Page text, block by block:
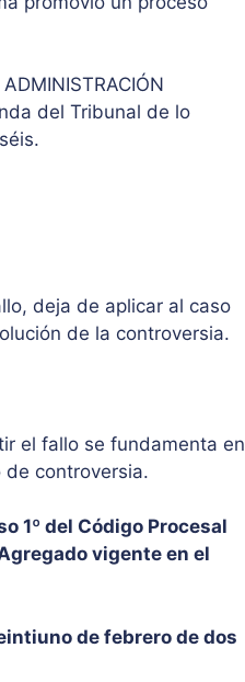
del Tribunal de lo
deja de aplicar al caso
de la controversia.
el fallo se fundamenta en
controversia.
1º del Código Procesal
vigente en el
de febrero de dos